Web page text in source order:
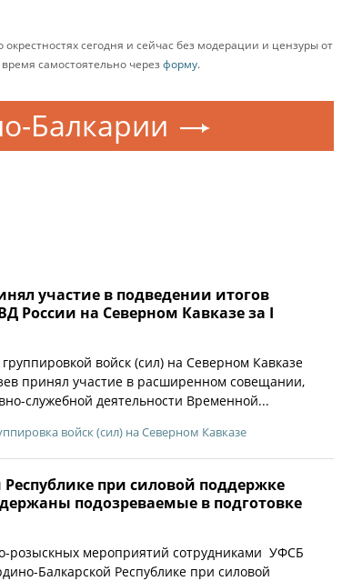
сегодня и сейчас без модерации и цензуры от
самостоятельно черезформу.
Балкарии
участие в подведении итогов
России на Северном Кавказе за I
войск (сил) на Северном Кавказе
принял участие в расширенном совещании,
служебной деятельности Временной...
войск (сил) на Северном Кавказе
при силовой поддержке
подозреваемые в подготовке
розыскных мероприятий сотрудниками УФСБ
Балкарской Республике при силовой